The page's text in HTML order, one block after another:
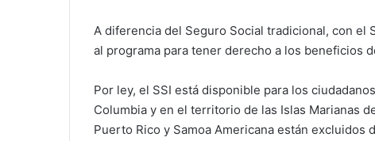
A diferencia del Seguro Social tradicional, con
al programa para tener derecho a los beneficios
Por ley, el SSI está disponible para los
Columbia y en el territorio de las Islas Marianas
Puerto Rico y Samoa Americana están excluidos